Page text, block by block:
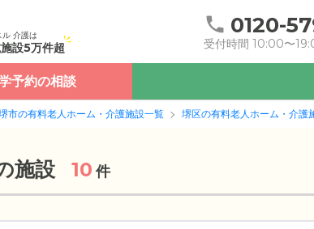
ル 介護は
設5万件超
0120-
受付時間 10:00〜
予約の相談
市の有料老人ホーム・介護施設一覧 堺区の有料老人ホーム・介護
施設 10 件